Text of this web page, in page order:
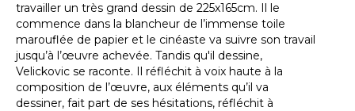
travailler un très grand dessin de 225x165cm. Il le
commence dans la blancheur de l’immense toile
marouflée de papier et le cinéaste va suivre son travail
jusqu’à l’œuvre achevée. Tandis qu'il dessine,
Velickovic se raconte. Il réfléchit à voix haute à la
composition de l’œuvre, aux éléments qu’il va
dessiner, fait part de ses hésitations, réfléchit à